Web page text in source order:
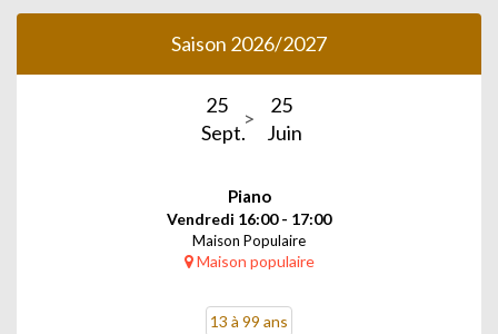
Saison 2026/2027
25
Sept.
25
Juin
Piano
Vendredi 16:00 - 17:00
Maison Populaire
Maison populaire
13 à 99 ans